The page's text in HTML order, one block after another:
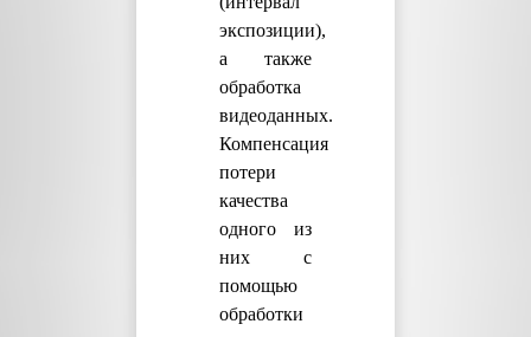
экспозиции),
а также
обработка
видеоданных.
Компенсация
потери
качества
одного из
них с
помощью
обработки